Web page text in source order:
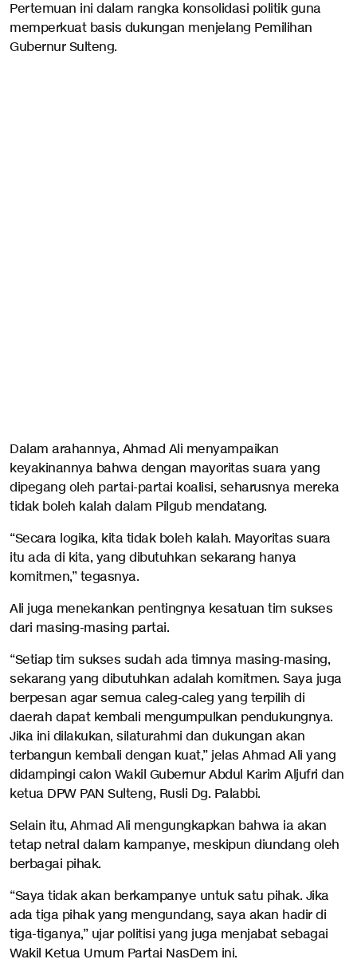
Pertemuan ini dalam rangka konsolidasi politik guna
memperkuat basis dukungan menjelang Pemilihan
Gubernur Sulteng.
Dalam arahannya, Ahmad Ali menyampaikan
keyakinannya bahwa dengan mayoritas suara yang
dipegang oleh partai-partai koalisi, seharusnya mereka
tidak boleh kalah dalam Pilgub mendatang.
“Secara logika, kita tidak boleh kalah. Mayoritas suara
itu ada di kita, yang dibutuhkan sekarang hanya
komitmen,” tegasnya.
Ali juga menekankan pentingnya kesatuan tim sukses
dari masing-masing partai.
“Setiap tim sukses sudah ada timnya masing-masing,
sekarang yang dibutuhkan adalah komitmen. Saya juga
berpesan agar semua caleg-caleg yang terpilih di
daerah dapat kembali mengumpulkan pendukungnya.
Jika ini dilakukan, silaturahmi dan dukungan akan
terbangun kembali dengan kuat,” jelas Ahmad Ali yang
didampingi calon Wakil Gubernur Abdul Karim Aljufri dan
ketua DPW PAN Sulteng, Rusli Dg. Palabbi.
Selain itu, Ahmad Ali mengungkapkan bahwa ia akan
tetap netral dalam kampanye, meskipun diundang oleh
berbagai pihak.
“Saya tidak akan berkampanye untuk satu pihak. Jika
ada tiga pihak yang mengundang, saya akan hadir di
tiga-tiganya,” ujar politisi yang juga menjabat sebagai
Wakil Ketua Umum Partai NasDem ini.